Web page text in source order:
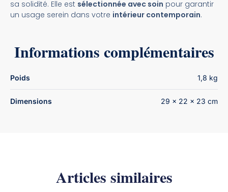
sa solidité. Elle est sélectionnée avec soin pour garantir
un usage serein dans votre intérieur contemporain.
Informations complémentaires
Poids 1,8 kg
Dimensions 29 × 22 × 23 cm
Articles similaires